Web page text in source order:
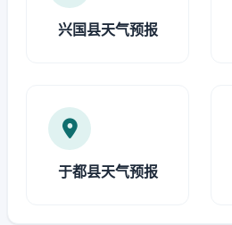
兴国县天气预报
于都县天气预报